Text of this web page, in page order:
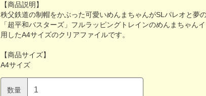
【商品説明】
秩父鉄道の制帽をかぶった可愛いめんまちゃんがSLパレオと夢
「超平和バスターズ」フルラッピングトレインのめんまちゃん
用したA4サイズのクリアファイルです。
【商品サイズ】
A4サイズ
数量